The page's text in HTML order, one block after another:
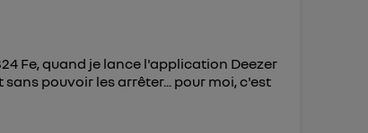
Fe, quand je lance l'application Deezer
pouvoir les arrêter... pour moi, c'est